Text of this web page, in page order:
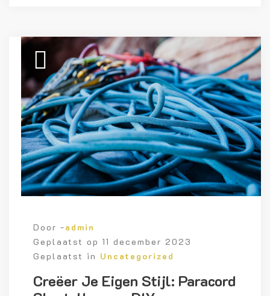
Door -admin
Geplaatst op 11 december 2023
Geplaatst in Uncategorized
Creëer Je Eigen Stijl: Paracord